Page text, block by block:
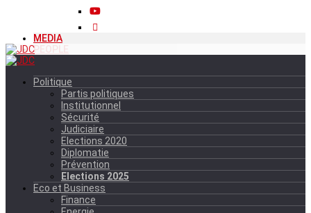
MEDIA
PEOPLE
Politique
Partis politiques
Institutionnel
Sécurité
Judiciaire
Elections 2020
Diplomatie
Prévention
Elections 2025
Eco et Business
Finance